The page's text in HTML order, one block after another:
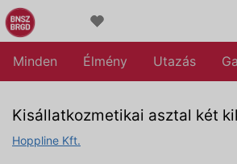
Minden Élmény Utazás
Kisállatkozmetikai asztal két
Hoppline Kft.